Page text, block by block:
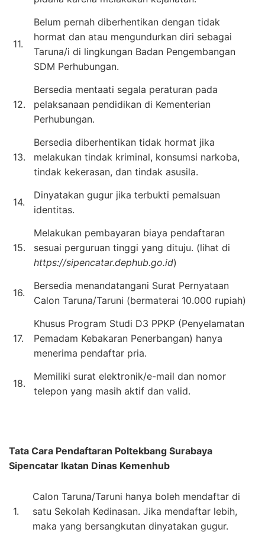
11.
Belum pernah diberhentikan dengan tidak
hormat dan atau mengundurkan diri sebagai
Taruna/i di lingkungan Badan Pengembangan
SDM Perhubungan.
12.
Bersedia mentaati segala peraturan pada
pelaksanaan pendidikan di Kementerian
Perhubungan.
13.
Bersedia diberhentikan tidak hormat jika
melakukan tindak kriminal, konsumsi narkoba,
tindak kekerasan, dan tindak asusila.
14.
Dinyatakan gugur jika terbukti pemalsuan
identitas.
15.
Melakukan pembayaran biaya pendaftaran
sesuai perguruan tinggi yang dituju. (lihat di
https://sipencatar.dephub.go.id)
16.
Bersedia menandatangani Surat Pernyataan
Calon Taruna/Taruni (bermaterai 10.000 rupiah)
17.
Khusus Program Studi D3 PPKP (Penyelamatan
Pemadam Kebakaran Penerbangan) hanya
menerima pendaftar pria.
18.
Memiliki surat elektronik/e-mail dan nomor
telepon yang masih aktif dan valid.
Tata Cara Pendaftaran Poltekbang Surabaya
Sipencatar Ikatan Dinas Kemenhub
1.
Calon Taruna/Taruni hanya boleh mendaftar di
satu Sekolah Kedinasan. Jika mendaftar lebih,
maka yang bersangkutan dinyatakan gugur.